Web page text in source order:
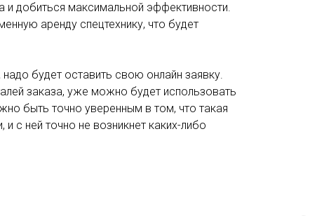
и добиться максимальной эффективности.
аренду спецтехнику, что будет
будет оставить свою онлайн заявку.
заказа, уже можно будет использовать
быть точно уверенным в том, что такая
с ней точно не возникнет каких-либо